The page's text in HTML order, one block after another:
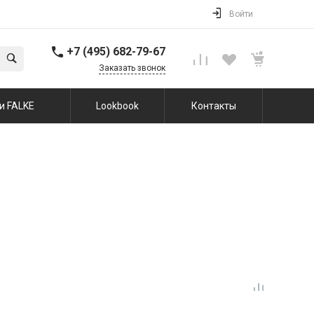
Войти
+7 (495) 682-79-67
Заказать звонок
FALKE Lookbook Контакты